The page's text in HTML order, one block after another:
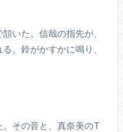
いた。信哉の指先が、
。鈴がかすかに鳴り、
その音と、真奈美のT